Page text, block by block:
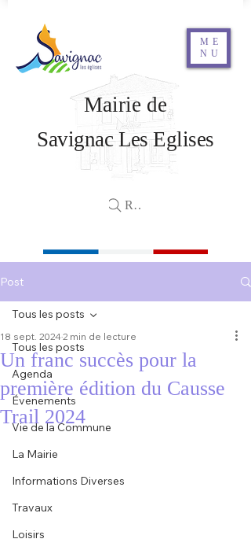
ME
NU
Savignac Les Eglises
Mairie de
Rechercher
Post
Tous les posts
Agenda
Évenements
Vie de la Commune
La Mairie
Informations Diverses
Travaux
Loisirs
Tous les posts
Un franc succès pour la
première édition du Causse
Trail 2024
18 sept. 20242 min de lecture